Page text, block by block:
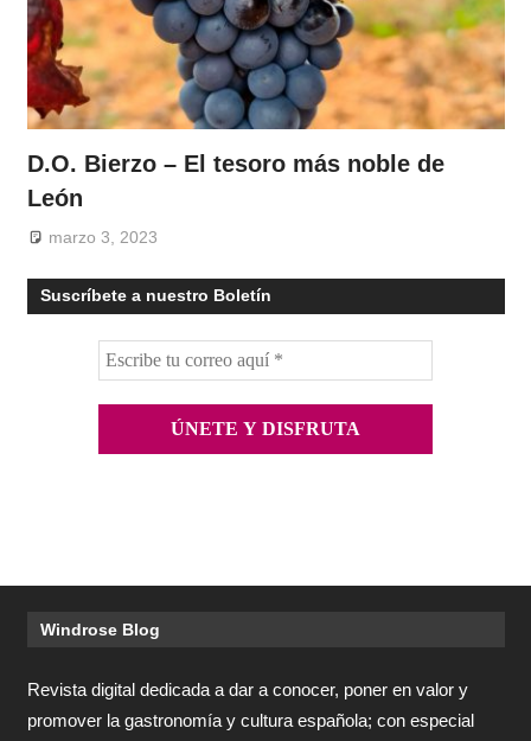
D.O. Bierzo – El tesoro más noble de
León
marzo 3, 2023
Suscríbete a nuestro Boletín
Windrose Blog
Revista digital dedicada a dar a conocer, poner en valor y
promover la gastronomía y cultura española; con especial